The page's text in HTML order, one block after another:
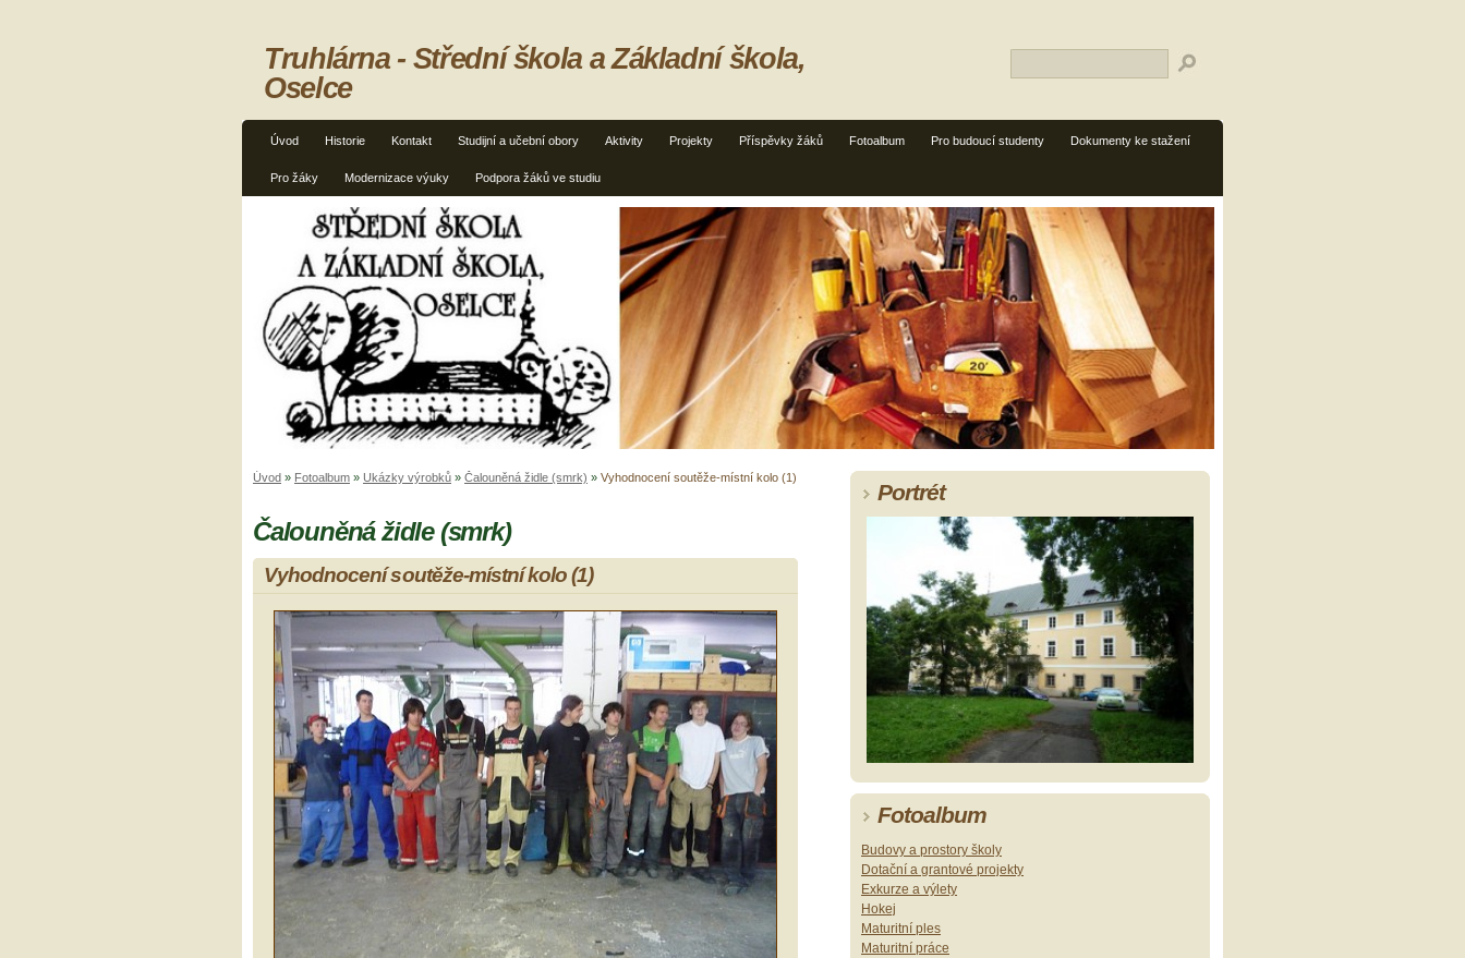
Úvod Historie Kontakt Studijní a učební obory Aktivity Projekty Příspěvky žáků Fotoalbum Pro budoucí studenty Dokumenty ke stažení
Pro žáky Modernizace výuky Podpora žáků ve studiu
Truhlárna - Střední škola a Základní škola,
Oselce
Úvod » Fotoalbum » Ukázky výrobků » Čalouněná židle (smrk) » Vyhodnocení soutěže-místní kolo (1)
Čalouněná židle (smrk)
Vyhodnocení soutěže-místní kolo (1)
Portrét
Fotoalbum
Budovy a prostory školy
Dotační a grantové projekty
Exkurze a výlety
Hokej
Maturitní ples
Maturitní práce